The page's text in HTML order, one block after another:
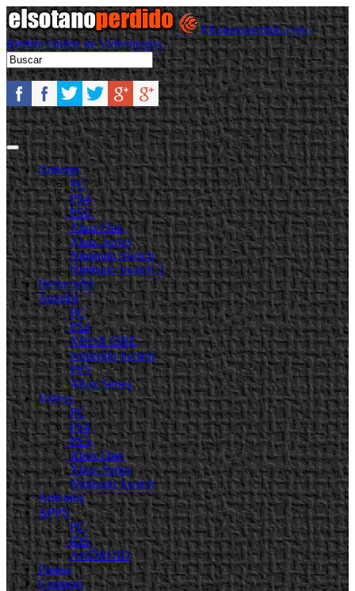
Elsotanoperdido.com -
Revista Online de Videojuegos
Noticias
PC
PS4
PS5
Xbox One
Xbox Series
Nintendo Switch
Nintendo Switch 2
Destacadas
Análisis
PC
PS4
XBOX ONE
Nintendo Switch
PS5
Xbox Series
Videos
PC
PS4
PS5
Xbox One
Xbox Series
Nintendo Switch
Artículos
APPS
PC
iOS
ANDROID
Prensa
Contacto